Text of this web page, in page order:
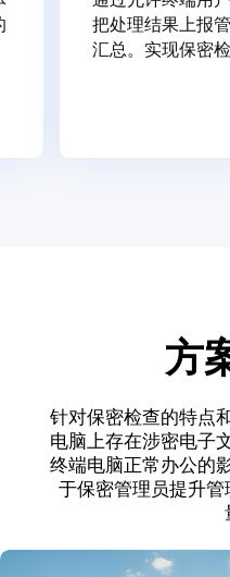
把处理结果上报
汇总。实现保密
方
针对保密检查的特点
电脑上存在涉密电子
终端电脑正常办公的
于保密管理员提升